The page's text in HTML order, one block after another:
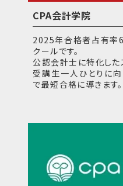
CPA会計学院
2025年合格者占有率
クールです。
公認会計士に特化した
受講生一人ひとりに
で最短合格に導きます。